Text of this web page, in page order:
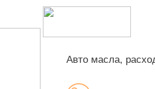
Авто масла,